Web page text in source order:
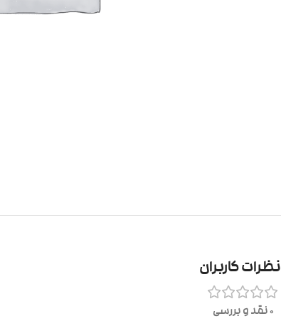
نظرات کاربران
0 نقد و بررسی